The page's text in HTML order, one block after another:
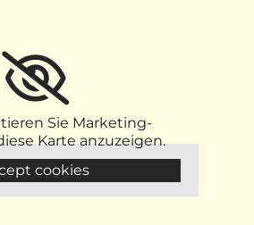
Sie Marketing-
Karte anzuzeigen.
cookies